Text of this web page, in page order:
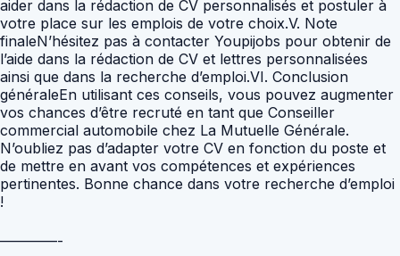
aider dans la rédaction de CV personnalisés et postuler à
votre place sur les emplois de votre choix.V. Note
finaleN’hésitez pas à contacter Youpijobs pour obtenir de
l’aide dans la rédaction de CV et lettres personnalisées
ainsi que dans la recherche d’emploi.VI. Conclusion
généraleEn utilisant ces conseils, vous pouvez augmenter
vos chances d’être recruté en tant que Conseiller
commercial automobile chez La Mutuelle Générale.
N’oubliez pas d’adapter votre CV en fonction du poste et
de mettre en avant vos compétences et expériences
pertinentes. Bonne chance dans votre recherche d’emploi
!
————-